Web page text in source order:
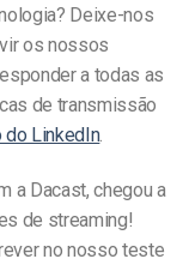
Deixe-nos
os nossos
a todas as
de transmissão
do LinkedIn.
a Dacast, chegou a
de streaming!
no nosso teste